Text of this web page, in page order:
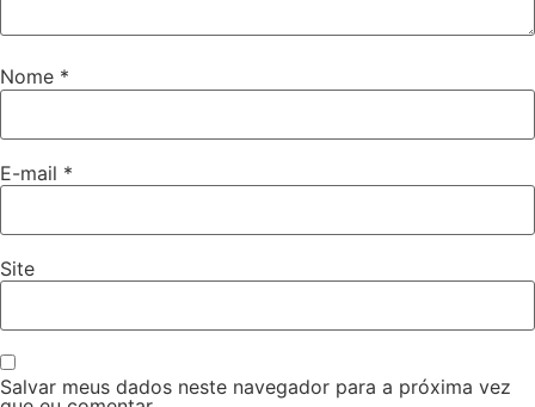
Nome *
E-mail *
Site
Salvar meus dados neste navegador para a próxima vez